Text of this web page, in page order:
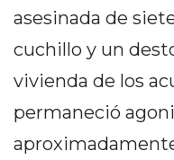
GRUPO
MEDIOS
INFOPBA
NORTE
asesinada de
cuchillo y un
vivienda de los
permaneció